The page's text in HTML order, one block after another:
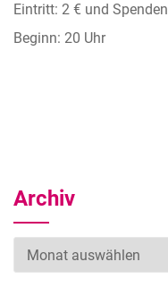
Eintritt: 2 € und Spenden
Beginn: 20 Uhr
Archiv
Archiv